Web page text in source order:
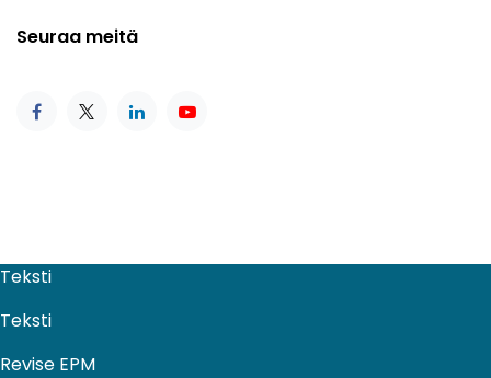
Seuraa meitä
Teksti
Teksti
Revise EPM